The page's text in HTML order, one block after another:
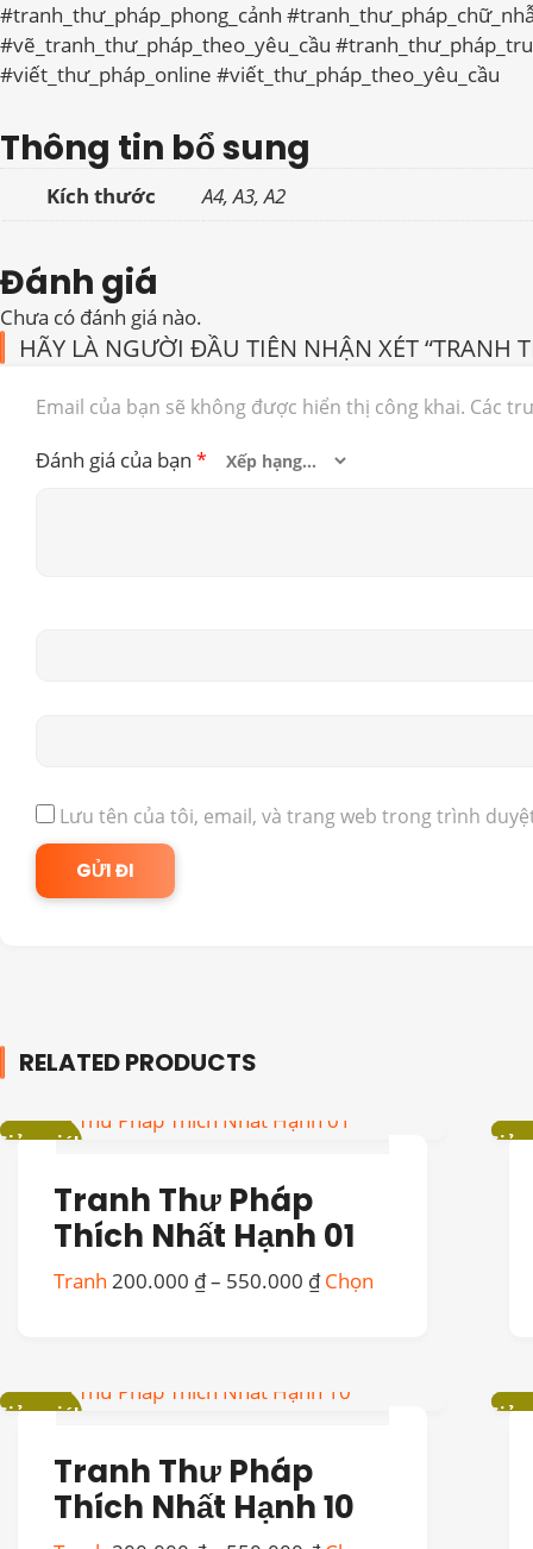
#tranh_thư_pháp_phong_cảnh
#vẽ_tranh_thư_pháp_theo_yêu_cầu
#viết_thư_pháp_online #viết_thư_pháp_theo_yêu_cầu
Thông tin bổ sung
Kích thước A4, A3, A2
Đánh giá
Chưa có đánh giá nào.
HÃY LÀ NGƯỜI ĐẦU TIÊN NHẬN XÉT “TRANH
Email của bạn sẽ không được hiển thị công khai. Các
Đánh giá của bạn *
Lưu tên của tôi, email, và trang web trong trình
RELATED PRODUCTS
giá!
Tranh Thư Pháp
Thích Nhất Hạnh 01
Tranh 200.000 ₫– 550.000 ₫Khoảng
đến
Chọn
giá!
Tranh Thư Pháp
Thích Nhất Hạnh 10